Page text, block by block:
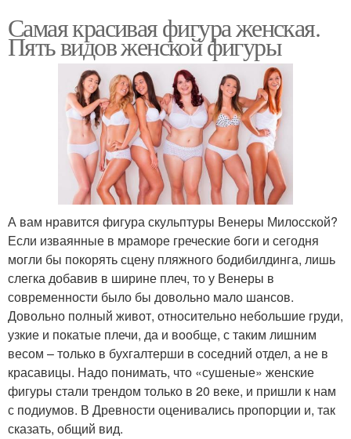
Самая красивая фигура женская.
Пять видов женской фигуры
А вам нравится фигура скульптуры Венеры Милосской?
Если изваянные в мраморе греческие боги и сегодня
могли бы покорять сцену пляжного бодибилдинга, лишь
слегка добавив в ширине плеч, то у Венеры в
современности было бы довольно мало шансов.
Довольно полный живот, относительно небольшие груди,
узкие и покатые плечи, да и вообще, с таким лишним
весом – только в бухгалтерши в соседний отдел, а не в
красавицы. Надо понимать, что «сушеные» женские
фигуры стали трендом только в 20 веке, и пришли к нам
с подиумов. В Древности оценивались пропорции и, так
сказать, общий вид.